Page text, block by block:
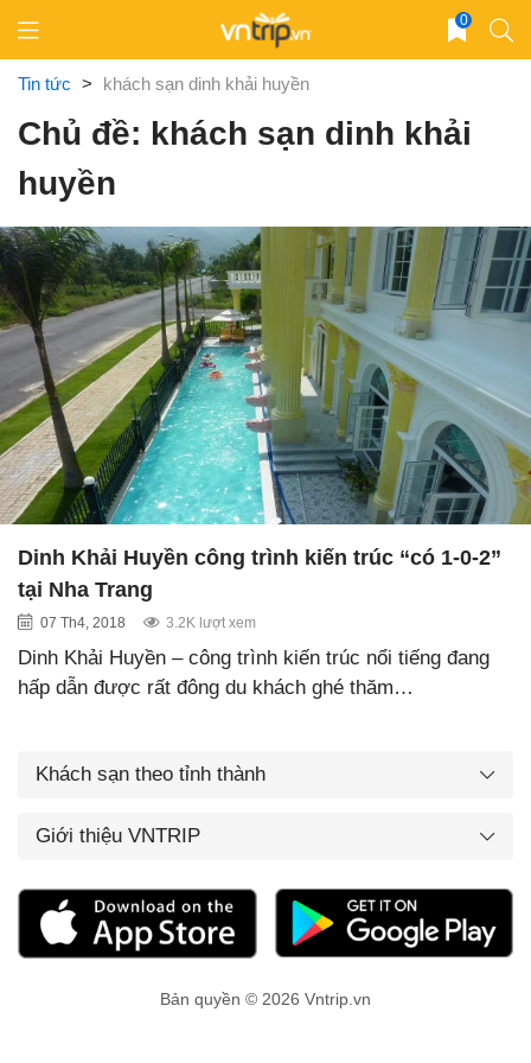
content
0
Tin tức > khách sạn dinh khải huyền
Chủ đề: khách sạn dinh khải
huyền
Dinh Khải Huyền công trình kiến trúc “có 1-0-2”
tại Nha Trang
07 Th4, 2018 3.2K lượt xem
Dinh Khải Huyền – công trình kiến trúc nổi tiếng đang
hấp dẫn được rất đông du khách ghé thăm…
Khách sạn theo tỉnh thành
Giới thiệu VNTRIP
Bản quyền © 2026 Vntrip.vn